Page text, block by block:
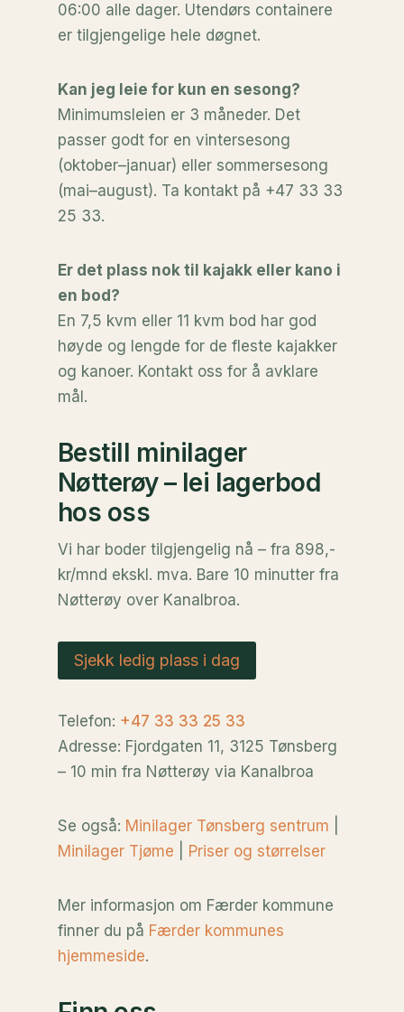
06:00 alle dager. Utendørs containere
er tilgjengelige hele døgnet.
Kan jeg leie for kun en sesong?
Minimumsleien er 3 måneder. Det
passer godt for en vintersesong
(oktober–januar) eller sommersesong
(mai–august). Ta kontakt på +47 33 33
25 33.
Er det plass nok til kajakk eller kano i
en bod?
En 7,5 kvm eller 11 kvm bod har god
høyde og lengde for de fleste kajakker
og kanoer. Kontakt oss for å avklare
mål.
Bestill minilager
Nøtterøy – lei lagerbod
hos oss
Vi har boder tilgjengelig nå – fra 898,-
kr/mnd ekskl. mva. Bare 10 minutter fra
Nøtterøy over Kanalbroa.
Sjekk ledig plass i dag
Telefon: +47 33 33 25 33
Adresse: Fjordgaten 11, 3125 Tønsberg
– 10 min fra Nøtterøy via Kanalbroa
Se også: Minilager Tønsberg sentrum
Minilager Tjøme
Priser og størrelser
Mer informasjon om Færder kommune
finner du på Færder kommunes
hjemmeside.